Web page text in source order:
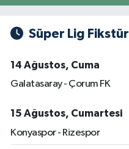
Süper Lig Fikstür
14 Ağustos, Cuma
Galatasaray - Çorum FK
15 Ağustos, Cumartesi
Konyaspor - Rizespor